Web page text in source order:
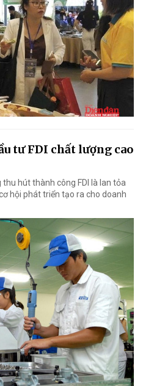
tư FDI chất lượng cao
hút thành công FDI là lan tỏa
hội phát triển tạo ra cho doanh